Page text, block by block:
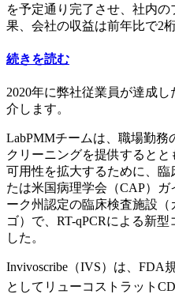
を予定通り完了させ、社内
果、会社の収益は前年比で2
続きを読む
2020年に弊社従業員が達成
介します。
LabPMMチームは、職場勤務
クリーニングを提供すると
可用性を拡大するために、
たは米国病理学会（CAP）
ーク州認定の臨床検査施設
ゴ）で、RT-qPCRによる新
した。
Invivoscribe（IVS）は、FDA
としてリューコストラット